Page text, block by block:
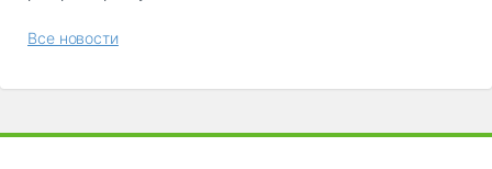
Все новости